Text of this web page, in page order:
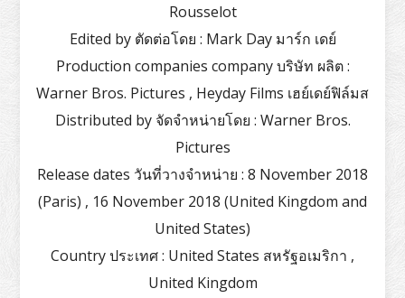
Rousselot
Edited by ตัดต่อโดย : Mark Day มาร์ก เดย์
Production companies company บริษัท ผลิต :
Warner Bros. Pictures , Heyday Films เฮย์เดย์ฟิล์มส
Distributed by จัดจำหน่ายโดย : Warner Bros.
Pictures
Release dates วันที่วางจำหน่าย : 8 November 2018
(Paris) , 16 November 2018 (United Kingdom and
United States)
Country ประเทศ : United States สหรัฐอเมริกา ,
United Kingdom